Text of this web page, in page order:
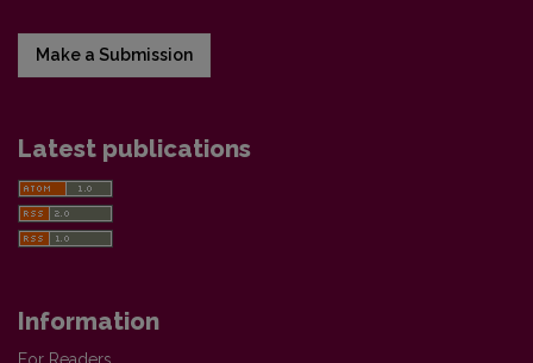
Make a Submission
Latest publications
Information